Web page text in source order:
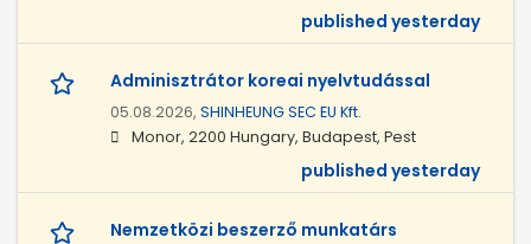
published yesterday
Adminisztrátor koreai nyelvtudással
05.08.2026, SHINHEUNG SEC EU Kft.
Monor, 2200 Hungary, Budapest, Pest
published yesterday
Nemzetközi beszerző munkatárs